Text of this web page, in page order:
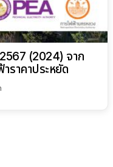
(2024) จาก
ราคาประหยัด